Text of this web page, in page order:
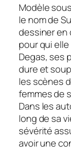
Modèle
le nom de
dessiner en
pour qui
Degas, ses
dure et
les scènes
femmes de
Dans les
long de sa
sévérité
avoir une